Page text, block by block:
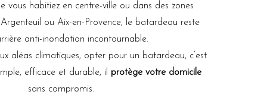
vous habitiez en centre-ville ou dans des zones
ou Aix-en-Provence, le batardeau reste
anti-inondation incontournable.
aléas climatiques, opter pour un batardeau, c’est
efficace et durable, il protège votre domicile
sans compromis.